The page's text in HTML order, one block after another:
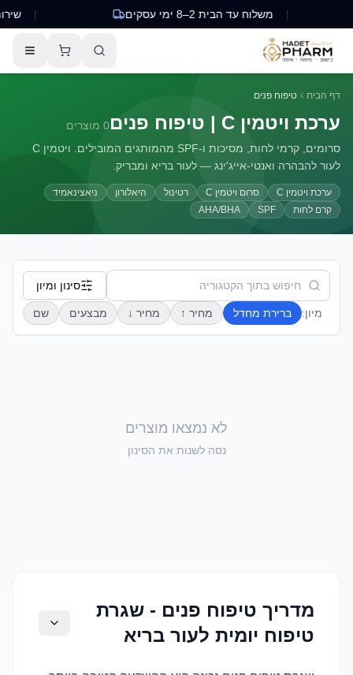
שירות משלוח עד הבית 2–8 ימי עסקים
דף הבית טיפוח פנים
ערכת ויטמין C | טיפוח פנים 0 מוצרים
סרומים, קרמי לחות, מסיכות ו-SPF מהמותגים המובילים. ויטמין C
לעור להבהרה ואנטי-אייג'ינג — לעור בריא ומבריק.
ערכת ויטמין C סרום ויטמין C רטינול היאלורון
ניאצינאמיד
קרם לחות
SPF
AHA/BHA
סינון ומיון
מיון: ברירת מחדל מחיר ↑ מחיר ↓ מבצעים שם
לא נמצאו מוצרים
נסה לשנות את הסינון
מדריך טיפוח פנים - שגרת
טיפוח יומית לעור בריא